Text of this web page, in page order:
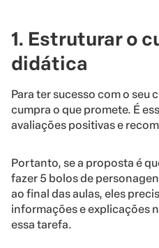
1. Estruturar o
didática
Para ter sucesso com o seu
cumpra o que promete. É
avaliações positivas e
Portanto, se a proposta é
fazer 5 bolos de
ao final das aulas, eles
informações e explicações
essa tarefa.